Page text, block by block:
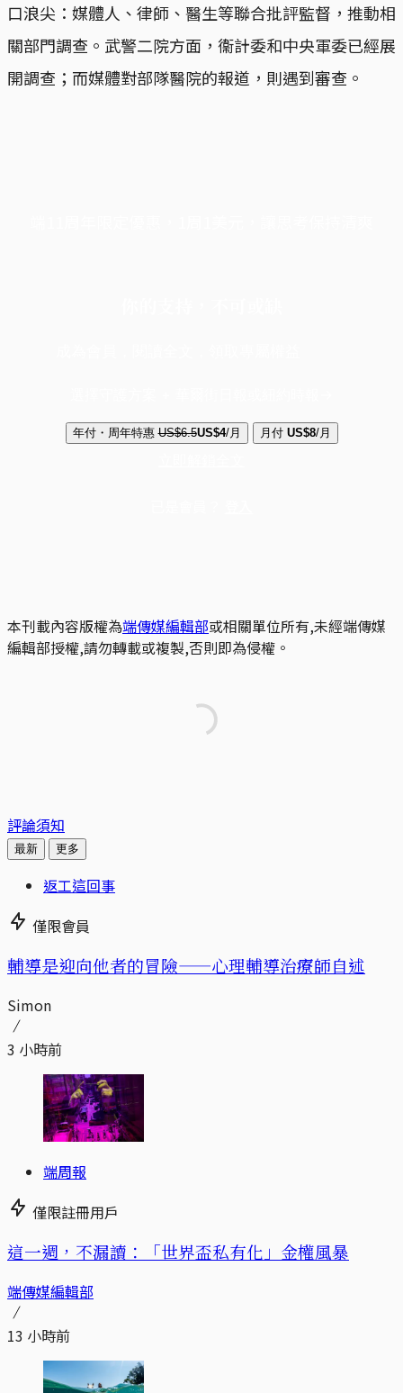
口浪尖：媒體人、律師、醫生等聯合批評監督，推動相
關部門調查。武警二院方面，衞計委和中央軍委已經展
開調查；而媒體對部隊醫院的報道，則遇到審查。
年付・周年特惠 US$6.5US$4/月 月付 US$8/月
本刊載內容版權為端傳媒編輯部或相關單位所有,未經端傳媒
編輯部授權,請勿轉載或複製,否則即為侵權。
評論須知
最新 更多
返工這回事
僅限會員
輔導是迎向他者的冒險——心理輔導治療師自述
Simon
3 小時前
端周報
僅限註冊用戶
這一週，不漏讀：「世界盃私有化」金權風暴
端傳媒編輯部
13 小時前